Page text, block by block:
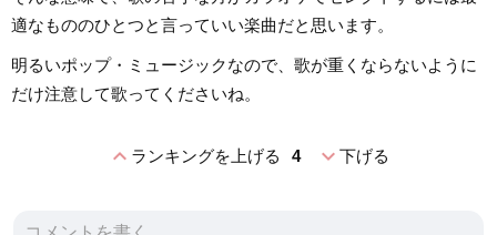
適なもののひとつと言っていい楽曲だと思います。
明るいポップ・ミュージックなので、歌が重くならないように
だけ注意して歌ってくださいね。
expand_lessランキングを上げる 4 expand_more下げる